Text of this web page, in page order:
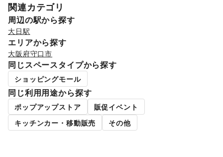
関連カテゴリ
周辺の駅から探す
大日駅
エリアから探す
大阪府守口市
同じスペースタイプから探す
ショッピングモール
同じ利用用途から探す
ポップアップストア
販促イベント
キッチンカー・移動販売
その他